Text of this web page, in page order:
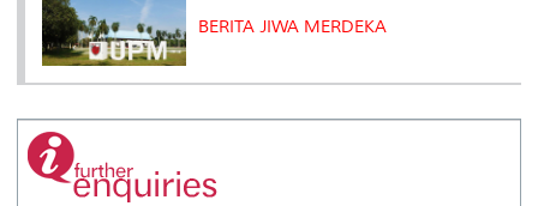
BERITA JIWA MERDEKA